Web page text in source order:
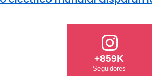
+859K